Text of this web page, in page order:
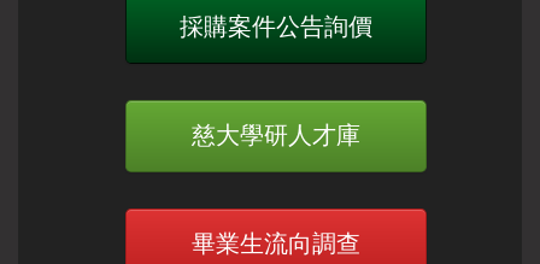
採購案件公告詢價
慈大學研人才庫
畢業生流向調查